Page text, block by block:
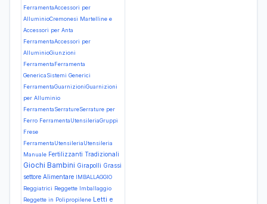
FerramentaAccessori per
AlluminioCremonesi Martelline e
Accessori per Anta
FerramentaAccessori per
AlluminioGiunzioni
FerramentaFerramenta
GenericaSistemi Generici
FerramentaGuarnizioniGuarnizioni
per Alluminio
FerramentaSerratureSerrature per
Ferro FerramentaUtensileriaGruppi
Frese
FerramentaUtensileriaUtensileria
Manuale Fertilizzanti Tradizionali
Giochi Bambini Girapolli Grassi
settore Alimentare IMBALLAGGIO
Reggiatrici Reggette Imballaggio
Reggette in Polipropilene Letti e